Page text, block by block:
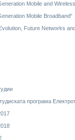
Mobile and
Mobile Broadband“
Future Networks
програма